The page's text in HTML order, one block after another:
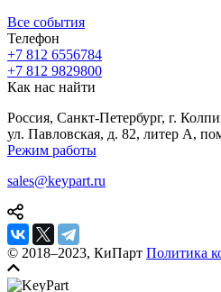
Все события
Телефон
+7 812 6556784
+7 812 9829800
Как нас найти
Россия, Санкт-Петербург, г.
ул. Павловская, д. 82, литер А,
Режим работы
sales@keypart.ru
© 2018–2023, КиПарт Политика